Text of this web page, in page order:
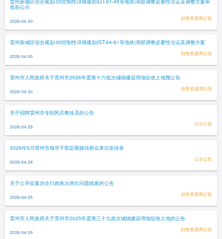
雷州新城区综合规划-03控制性详细规划(GT-01-45等地块)局部调整必要性论证及调整方案审
批前公示
2026-04-30 自然资源局公告
雷州新城区综合规划-03控制性详细规划(GT-04-61等地块)局部调整必要性论证及调整方案
2026-04-30 自然资源局公告
雷州市人民政府关于雷州市2026年度第十六批次城镇建设用地征收土地预公告
2026-04-30 自然资源局公告
关于招聘雷州市专职民兵教练员的公告
2026-04-29 公示公告
2026年5月雷州市领导干部定期接待群众来访安排表
2026-04-29 公示公告
关于公开征集涉企行政执法突出问题线索的公告
2026-04-25 自然资源局公告
雷州市人民政府关于雷州市2025年度第三十九批次城镇建设用地征收土地的公告
2026-04-29 自然资源局公告